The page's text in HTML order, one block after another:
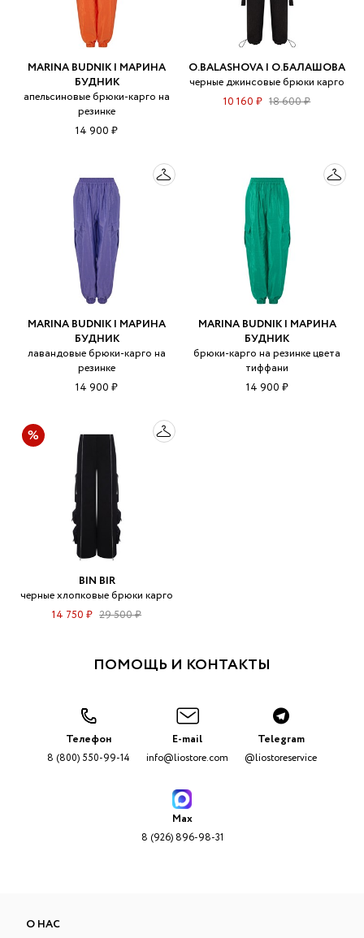
MARINA BUDNIK | МАРИНА
БУДНИК
апельсиновые брюки-карго на
резинке
14 900 ₽
O.BALASHOVA | О.БАЛАШОВА
черные джинсовые брюки карго
10 160 ₽ 18 600 ₽
MARINA BUDNIK | МАРИНА
БУДНИК
лавандовые брюки-карго на
резинке
14 900 ₽
MARINA BUDNIK | МАРИНА
БУДНИК
брюки-карго на резинке цвета
тиффани
14 900 ₽
BIN BIR
черные хлопковые брюки карго
14 750 ₽ 29 500 ₽
ПОМОЩЬ И КОНТАКТЫ
Телефон
8 (800) 550-99-14
E-mail
info@liostore.com
Telegram
@liostoreservice
Max
8 (926) 896-98-31
О НАС